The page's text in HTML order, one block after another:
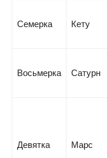
Семерка Кету
Восьмерка Сатурн
Девятка Марс